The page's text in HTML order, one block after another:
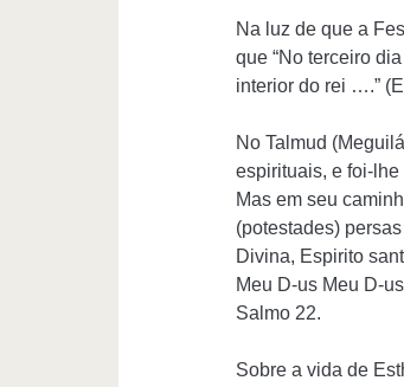
Na luz de que a
que “No terceiro
interior do rei ….”
No Talmud
espirituais, e foi-
Mas em seu
(potestades)
Divina, Espirito
Meu D-us Meu D-
Salmo 22.
Sobre a vida de